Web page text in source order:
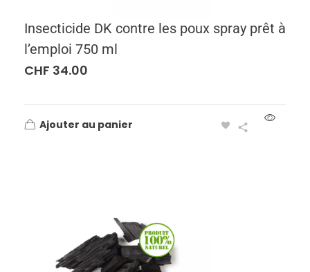
Insecticide DK contre les poux spray prêt à
l’emploi 750 ml
CHF 34.00
Ajouter au panier